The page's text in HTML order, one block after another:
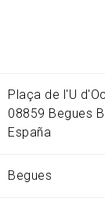
Plaça de l'U
08859 Begues
España
Begues